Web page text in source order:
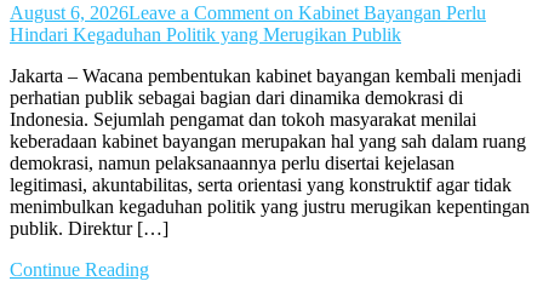
August 6, 2026Leave a Comment on Kabinet Bayangan Perlu
Hindari Kegaduhan Politik yang Merugikan Publik
Jakarta – Wacana pembentukan kabinet bayangan kembali menjadi
perhatian publik sebagai bagian dari dinamika demokrasi di
Indonesia. Sejumlah pengamat dan tokoh masyarakat menilai
keberadaan kabinet bayangan merupakan hal yang sah dalam ruang
demokrasi, namun pelaksanaannya perlu disertai kejelasan
legitimasi, akuntabilitas, serta orientasi yang konstruktif agar tidak
menimbulkan kegaduhan politik yang justru merugikan kepentingan
publik. Direktur […]
Continue Reading